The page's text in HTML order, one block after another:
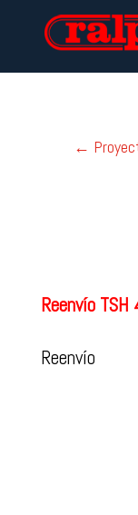
←
Reenvío TSH
Reenvío